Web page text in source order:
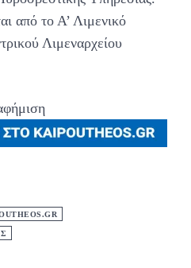
από το Α’ Λιμενικό
Λιμεναρχείου